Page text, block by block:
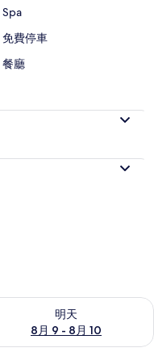
Spa
免費停車
餐廳
明天
8月 9 - 8月 10
明天 (8月 9 - 8月 10) 的供